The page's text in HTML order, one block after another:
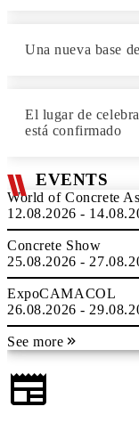
Una nueva base
El lugar de
está confirmado
EVENTS
World of Concrete
12.08.2026 -
Concrete Show
25.08.2026 -
ExpoCAMACOL
26.08.2026 -
See more